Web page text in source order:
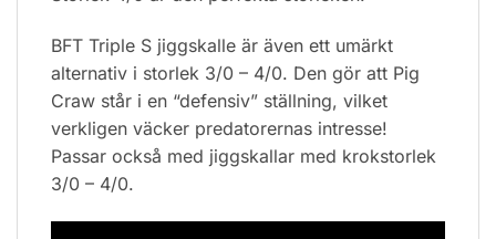
BFT Triple S jiggskalle är även ett umärkt
alternativ i storlek 3/0 – 4/0. Den gör att Pig
Craw står i en “defensiv” ställning, vilket
verkligen väcker predatorernas intresse!
Passar också med jiggskallar med krokstorlek
3/0 – 4/0.